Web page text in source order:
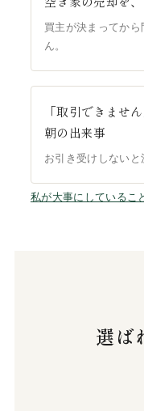
買主が決まってか
ん。
「取引できませ
朝の出来事
お引き受けしないと
私が大事にしているこ
選ば